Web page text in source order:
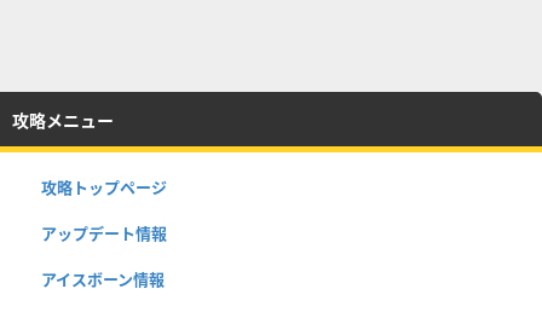
攻略メニュー
攻略トップページ
アップデート情報
アイスボーン情報